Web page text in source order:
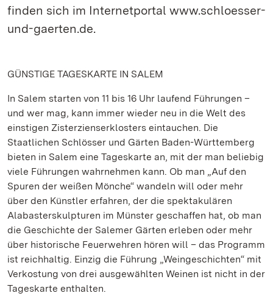
finden sich im Internetportal www.schloesser-
und-gaerten.de.
GÜNSTIGE TAGESKARTE IN SALEM
In Salem starten von 11 bis 16 Uhr laufend Führungen –
und wer mag, kann immer wieder neu in die Welt des
einstigen Zisterzienserklosters eintauchen. Die
Staatlichen Schlösser und Gärten Baden-Württemberg
bieten in Salem eine Tageskarte an, mit der man beliebig
viele Führungen wahrnehmen kann. Ob man „Auf den
Spuren der weißen Mönche“ wandeln will oder mehr
über den Künstler erfahren, der die spektakulären
Alabasterskulpturen im Münster geschaffen hat, ob man
die Geschichte der Salemer Gärten erleben oder mehr
über historische Feuerwehren hören will – das Programm
ist reichhaltig. Einzig die Führung „Weingeschichten“ mit
Verkostung von drei ausgewählten Weinen ist nicht in der
Tageskarte enthalten.